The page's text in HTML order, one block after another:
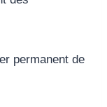
permanent de